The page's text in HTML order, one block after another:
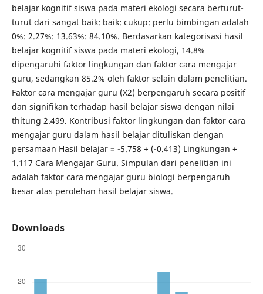
belajar kognitif siswa pada materi ekologi secara berturut-
turut dari sangat baik: baik: cukup: perlu bimbingan adalah
0%: 2.27%: 13.63%: 84.10%. Berdasarkan kategorisasi hasil
belajar kognitif siswa pada materi ekologi, 14.8%
dipengaruhi faktor lingkungan dan faktor cara mengajar
guru, sedangkan 85.2% oleh faktor selain dalam penelitian.
Faktor cara mengajar guru (X2) berpengaruh secara positif
dan signifikan terhadap hasil belajar siswa dengan nilai
thitung 2.499. Kontribusi faktor lingkungan dan faktor cara
mengajar guru dalam hasil belajar dituliskan dengan
persamaan Hasil belajar = -5.758 + (-0.413) Lingkungan +
1.117 Cara Mengajar Guru. Simpulan dari penelitian ini
adalah faktor cara mengajar guru biologi berpengaruh
besar atas perolehan hasil belajar siswa.
Downloads